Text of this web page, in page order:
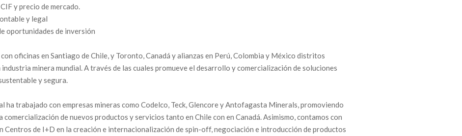
y precio de mercado.
y legal
oportunidades de inversión
oficinas en Santiago de Chile, y Toronto, Canadá y alianzas en Perú, Colombia y México distritos
minera mundial. A través de las cuales promueve el desarrollo y comercialización de soluciones
y segura.
ha trabajado con empresas mineras como Codelco, Teck, Glencore y Antofagasta Minerals, promoviendo
de nuevos productos y servicios tanto en Chile con en Canadá. Asimismo, contamos con
Centros de I+D en la creación e internacionalización de spin-off, negociación e introducción de productos